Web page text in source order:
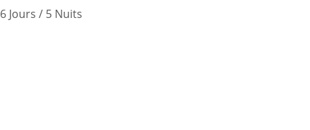
6 Jours / 5 Nuits